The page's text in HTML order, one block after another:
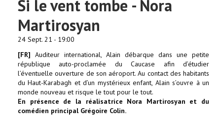
Si le vent tombe - Nora
Martirosyan
24 Sept. 21 - 19:00
[FR] Auditeur international, Alain débarque dans une petite
république auto-proclamée du Caucase afin d’étudier
l’éventuelle ouverture de son aéroport. Au contact des habitants
du Haut-Karabagh et d’un mystérieux enfant, Alain s’ouvre à un
monde nouveau et risque le tout pour le tout.
En présence de la réalisatrice Nora Martirosyan et du
comédien principal Grégoire Colin.